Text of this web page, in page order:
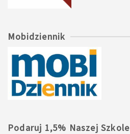
Mobidziennik
Podaruj 1,5% Naszej Szkole